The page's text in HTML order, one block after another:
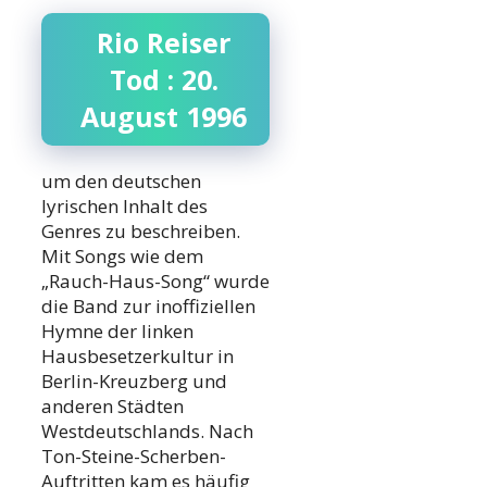
Rio Reiser
Tod : 20.
August 1996
um den deutschen
lyrischen Inhalt des
Genres zu beschreiben.
Mit Songs wie dem
„Rauch-Haus-Song“ wurde
die Band zur inoffiziellen
Hymne der linken
Hausbesetzerkultur in
Berlin-Kreuzberg und
anderen Städten
Westdeutschlands. Nach
Ton-Steine-Scherben-
Auftritten kam es häufig